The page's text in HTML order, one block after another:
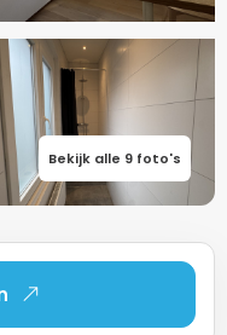
Bekijk alle 9 foto's